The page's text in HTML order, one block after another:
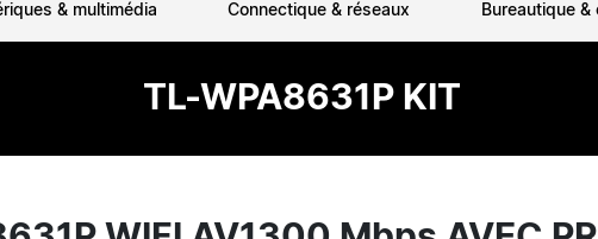
& multimédia Connectique & réseaux Bureautique &
TL-WPA8631P KIT